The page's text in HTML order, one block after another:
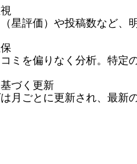
星評価）や投稿数など、
ミを偏りなく分析。特定
づく更新
月ごとに更新され、最新